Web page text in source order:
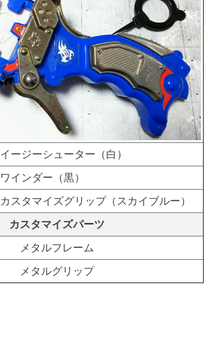
イージーシューター（白）
ワインダー（黒）
カスタマイズグリップ（スカイブルー）
カスタマイズパーツ
メタルフレーム
メタルグリップ